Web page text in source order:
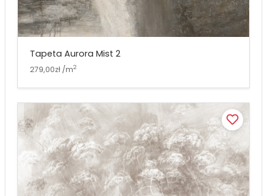
Tapeta Aurora Mist 2
279,00zł /m2